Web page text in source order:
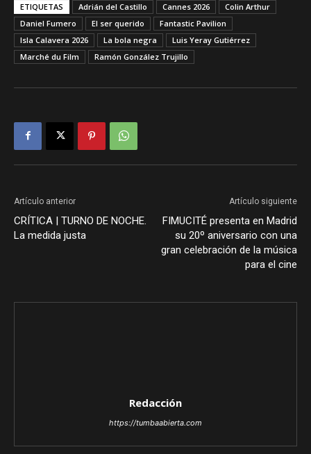
ETIQUETAS Adrián del Castillo Cannes 2026
Colin Arthur
Daniel Fumero
El ser querido
Fantastic Pavilion
Isla Calavera 2026
La bola negra
Luis Yeray Gutiérrez
Marché du Film
Ramón González Trujillo
Artículo anterior
CRÍTICA | TURNO DE NOCHE.
La medida justa
Artículo siguiente
FIMUCITÉ presenta en Madrid
su 20º aniversario con una
gran celebración de la música
para el cine
Redacción
https://tumbaabierta.com